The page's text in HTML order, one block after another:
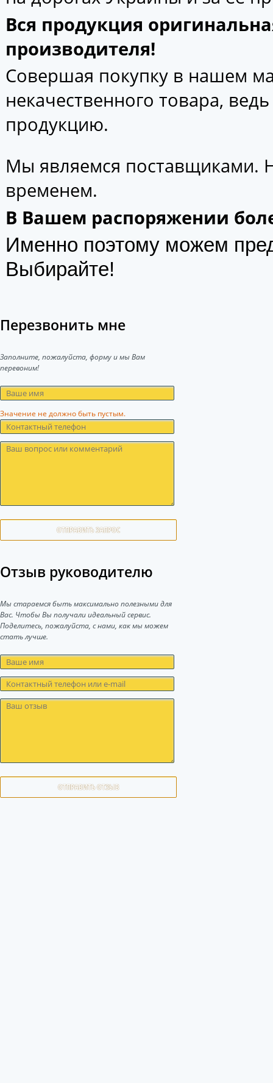
Вся продукция
производителя!
Совершая покупку в нашем
некачественного товара,
продукцию.
Мы являемся поставщиками.
временем.
В Вашем распоряжении
Именно поэтому можем
Выбирайте!
Перезвонить мне
Заполните, пожалуйста, форму и мы Вам
перевоним!
Значение не должно быть пустым.
ОТПРАВИТЬ ЗАПРОС
Отзыв руководителю
Мы стараемся быть максимально полезными для
Вас. Чтобы Вы получали идеальный сервис.
Поделитесь, пожалуйста, с нами, как мы можем
стать лучше.
ОТПРАВИТЬ ОТЗЫВ